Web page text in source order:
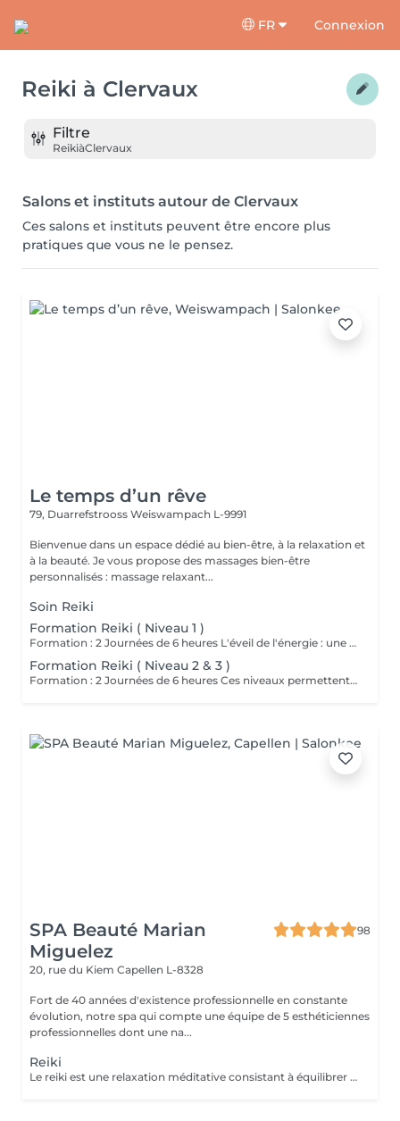
FR Connexion
Reiki à Clervaux
Filtre
ReikiàClervaux
Salons et instituts autour de Clervaux
Ces salons et instituts peuvent être encore plus
pratiques que vous ne le pensez.
Le temps d’un rêve
79, Duarrefstrooss Weiswampach L-9991
Bienvenue dans un espace dédié au bien-être, à la relaxation et
à la beauté. Je vous propose des massages bien-être
personnalisés : massage relaxant...
Soin Reiki
Formation Reiki ( Niveau 1 )
Formation : 2 Journées de 6 heures L'éveil de l'énergie : une initiation à l'énergie universelle du Reiki Usui. Ce 1er niveau permet d'apprendre à canaliser et transmettre l'énergie par imposition des mains, sur soi et sur autrui. La formation aborde les bases de la méthode traditionnelle de Mikao Usui, la purification énergétique, les auto-traitements et la découverte du centre intérieur. Cours en présentiel, théorique , pratique et initiation. Accessible a tous. Prévoir son pique nique.
Formation Reiki ( Niveau 2 & 3 )
Formation : 2 Journées de 6 heures Ces niveaux permettent d'approfondir la pratique énergétique à travers la découverte des symboles sacrés, le travail à distance et la guérison émotionnelle, tout en ouvrant la voie vers la maîtrise intérieure. Un voyage de transformation et de rayonnement, où l'énergie du Reiki devient une véritable voie de conscience et de paix intérieure. Initiation aux symboles Reiki Usui. Cours en présentiel, pratique et théorique. Attention accès uniquement si vous avez passez le niveau 1. Prévoir pique nique.
SPA Beauté Marian
Miguelez
98
20, rue du Kiem Capellen L-8328
Fort de 40 années d'existence professionnelle en constante
évolution, notre spa qui compte une équipe de 5 esthéticiennes
professionnelles dont une na...
Reiki
Le reiki est une relaxation méditative consistant à équilibrer les énergies de la personne, pour qu'elle trouve un apaisement durable et profond au niveau de son corps, de son psychique et de son émotionnel. Elle utilise un toucher sur des points spécifiques du circuit énergétique du corps et favorise ainsi l'émergence des potentiels naturels solutionnant. Le praticien capte l'énergie universelle du cosmos et de la terre et la transmet au receveur par l'imposition des mains. L'énergie circule alors dans tout le corps du receveur : elle aligne, nettoie, équilibre, transforme, soigne ce qui peut l'être pendant le soin.Le Reiki agit sur la totalité de l'individu et donc sur ses indivisibles composantes mentale, physique, émotionnelle et spirituelle. Comment se déroule une séance Reiki ? Le receveur reste habillé, se déchausse et s'installe confortablement sur une table de massage. Le praticien pose légèrement ses mains sur les chakras (roues d'énergie) du receveur, pendant environ 3 minutes par position. Durant la première demi-heure, le receveur est couché sur le dos. Puis il se tourne sur le ventre. La séance est généralement accompagnée d'une musique douce et relaxante.